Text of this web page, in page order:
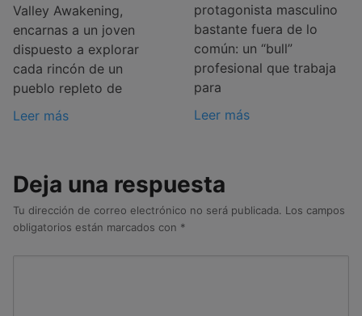
Valley Awakening,
encarnas a un joven
dispuesto a explorar
cada rincón de un
pueblo repleto de
Leer más
protagonista masculino
bastante fuera de lo
común: un “bull”
profesional que trabaja
para
Leer más
Deja una respuesta
Tu dirección de correo electrónico no será publicada. Los campos
obligatorios están marcados con *